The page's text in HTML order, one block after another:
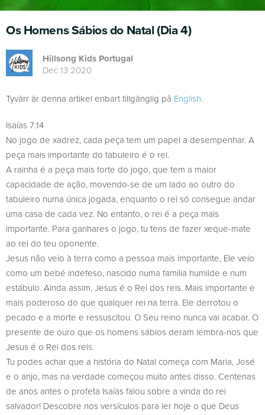
Os Homens Sábios do Natal (Dia 4)
Hillsong Kids Portugal
Dec 13 2020
Tyvärr är denna artikel enbart tillgänglig på English.
Isaías 7:14
No jogo de xadrez, cada peça tem um papel a desempenhar. A
peça mais importante do tabuleiro é o rei.
A rainha é a peça mais forte do jogo, que tem a maior
capacidade de ação, movendo-se de um lado ao outro do
tabuleiro numa única jogada, enquanto o rei só consegue andar
uma casa de cada vez. No entanto, o rei é a peça mais
importante. Para ganhares o jogo, tu tens de fazer xeque-mate
ao rei do teu oponente.
Jesus não veio à terra como a pessoa mais importante, Ele veio
como um bebé indefeso, nascido numa família humilde e num
estábulo. Ainda assim, Jesus é o Rei dos reis. Mais importante e
mais poderoso do que qualquer rei na terra. Ele derrotou o
pecado e a morte e ressuscitou. O Seu reino nunca vai acabar. O
presente de ouro que os homens sábios deram lembra-nos que
Jesus é o Rei dos reis.
Tu podes achar que a história do Natal começa com Maria, José
e o anjo, mas na verdade começou muito antes disso. Centenas
de anos antes o profeta Isaías falou sobre a vinda do rei
salvador! Descobre nos versículos para ler hoje o que Deus